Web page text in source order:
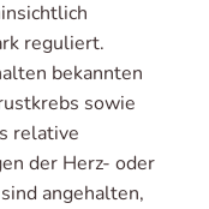
reguliert.
bekannten
sowie
relative
der Herz- oder
angehalten,